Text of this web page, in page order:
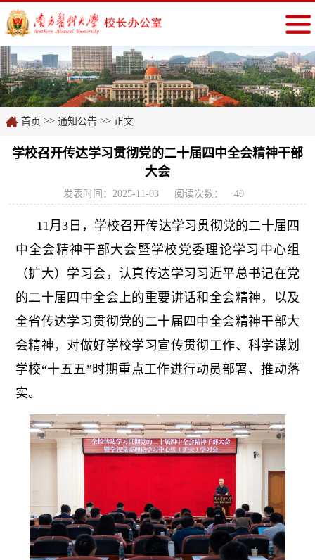
首页 >> 通知公告 >> 正文
学校召开传达学习贯彻党的二十届四中全会精神干部
大会
发表时间：2025-11-03 阅读次数： 40
11月3日，学校召开传达学习贯彻党的二十届四
中全会精神干部大会暨学校党委理论学习中心组
（扩大）学习会，认真传达学习习近平总书记在党
的二十届四中全会上的重要讲话和全会精神，以及
全省传达学习贯彻党的二十届四中全会精神干部大
会精神，对做好学校学习宣传贯彻工作、科学谋划
学校“十五五”时期重点工作进行动员部署、推动落
实。